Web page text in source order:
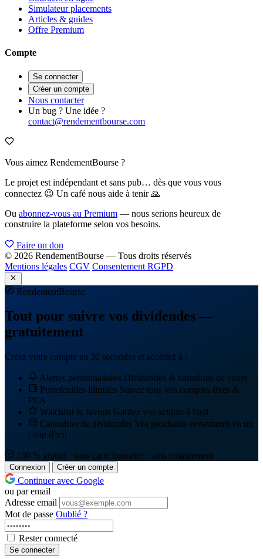
Simulateur placements
Articles & guides
Offre Premium
Compte
Se connecter
Créer un compte
Nous contacter
Un bug ? Une idée ?
contact@rendementbourse.com
Vous aimez RendementBourse ?
Le projet est indépendant et sans pub… dès que vous vous
connectez 😉 Un café nous aide à tenir 🙏
Ou abonnez-vous au Premium — nous serions heureux de
construire la plateforme selon vos besoins.
Faire un don
© 2026 RendementBourse — Tous droits réservés
Mentions légales CGV Consentement RGPD
RendementBourse
Tout pour suivre vos dividendes —
gratuitement
Créez votre compte en 30 secondes et accédez à :
Alertes personnalisées Dividendes & variations de cours
Portefeuilles illimités Suivez tous vos comptes titres &
PEA
Watchlist & favoris Gardez vos actions à l'œil
Calendrier de dividendes Vos prochains versements en un
coup d'œil
100 % gratuit · sans carte bancaire · sans engagement
Connexion Créer un compte
Continuer avec Google
ou par email
Adresse email
Mot de passe Oublié ?
Rester connecté
Se connecter